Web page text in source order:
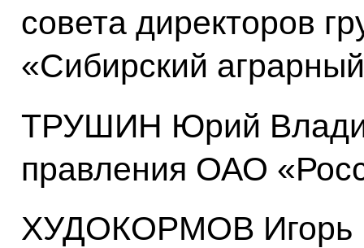
совета директоров
«Сибирский
ТРУШИН Юрий
правления ОАО
ХУДОКОРМОВ Игорь